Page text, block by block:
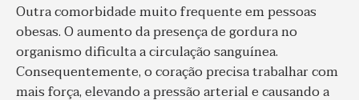
Outra comorbidade muito frequente em pessoas
obesas. O aumento da presença de gordura no
organismo dificulta a circulação sanguínea.
Consequentemente, o coração precisa trabalhar com
mais força, elevando a pressão arterial e causando a